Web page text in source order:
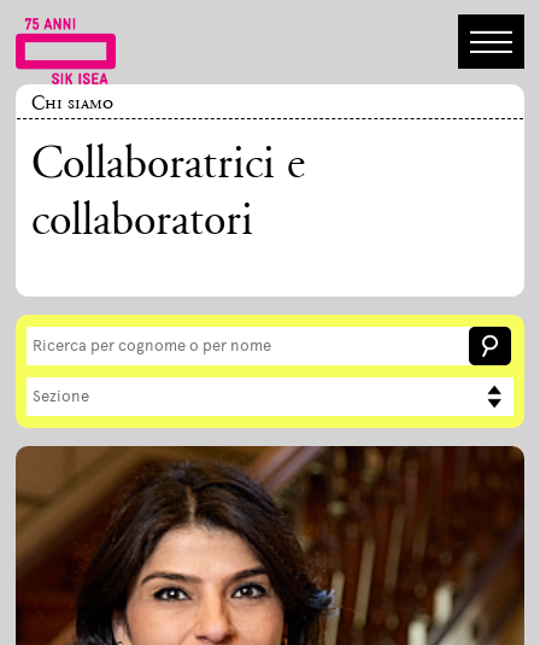
Chi siamo
Collaboratrici e
collaboratori
Sezione